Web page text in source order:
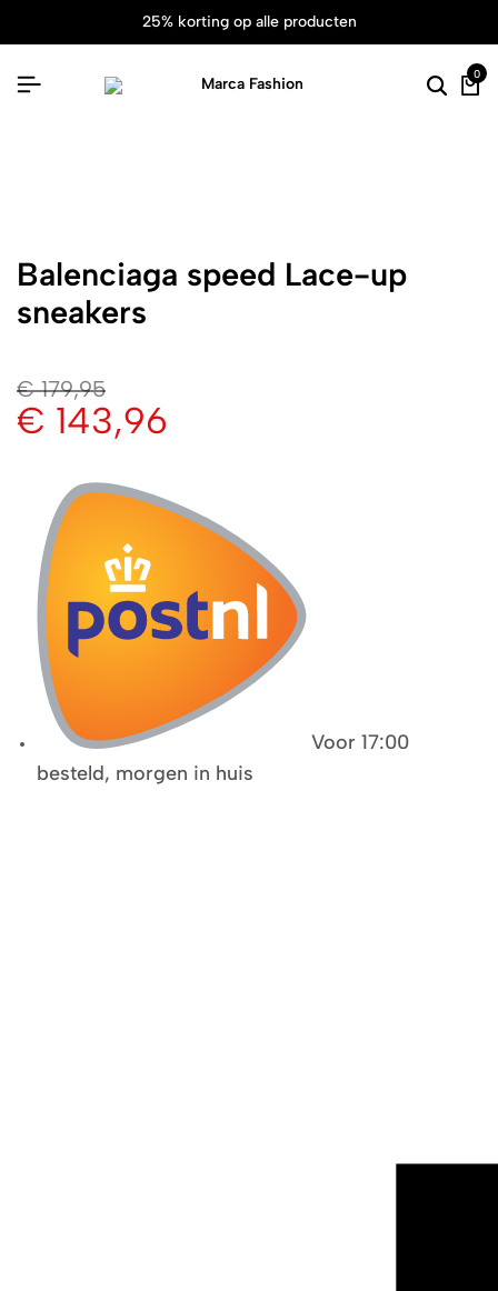
25% korting op alle producten
0
Balenciaga speed Lace-up
sneakers
€179,95
€ 143,96
Voor 17:00
besteld, morgen in huis